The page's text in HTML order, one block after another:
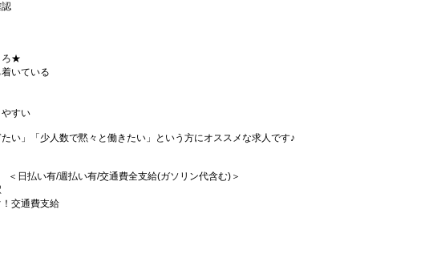
認
ろ★
いている
やすい
たい」「少人数で黙々と働きたい」という方にオススメな求人です♪
日払い有/週払い有/交通費全支給(ガソリン代含む)＞
交通費支給